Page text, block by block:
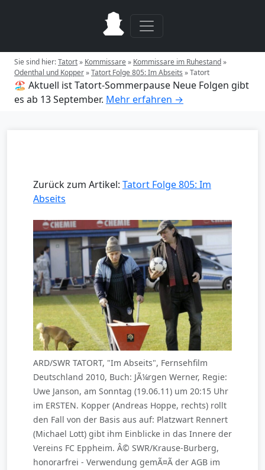
Sie sind hier:Tatort» Kommissare» Kommissare im Ruhestand»
Odenthal und Kopper»Tatort Folge 805: Im Abseits »Tatort
🏖️ Aktuell ist Tatort-Sommerpause Neue Folgen gibt
es ab 13 September. Mehr erfahren →
Zurück zum Artikel: Tatort Folge 805: Im
Abseits
ARD/SWR TATORT, "Im Abseits", Fernsehfilm
Deutschland 2010, Buch: JÃ¼rgen Werner, Regie:
Uwe Janson, am Sonntag (19.06.11) um 20:15 Uhr
im ERSTEN. Kopper (Andreas Hoppe, rechts) rollt
den Fall von der Basis aus auf: Platzwart Rennert
(Michael Lott) gibt ihm Einblicke in das Innere der
Vereins FC Eppheim. Â© SWR/Krause-Burberg,
honorarfrei - Verwendung gemÃ¤Ã der AGB im